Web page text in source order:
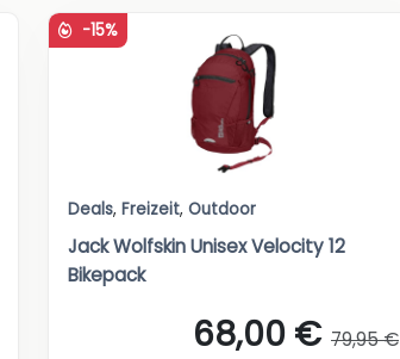
-15%
Deals, Freizeit, Outdoor
Jack Wolfskin Unisex Velocity 12
Bikepack
68,00 € 79,95 €